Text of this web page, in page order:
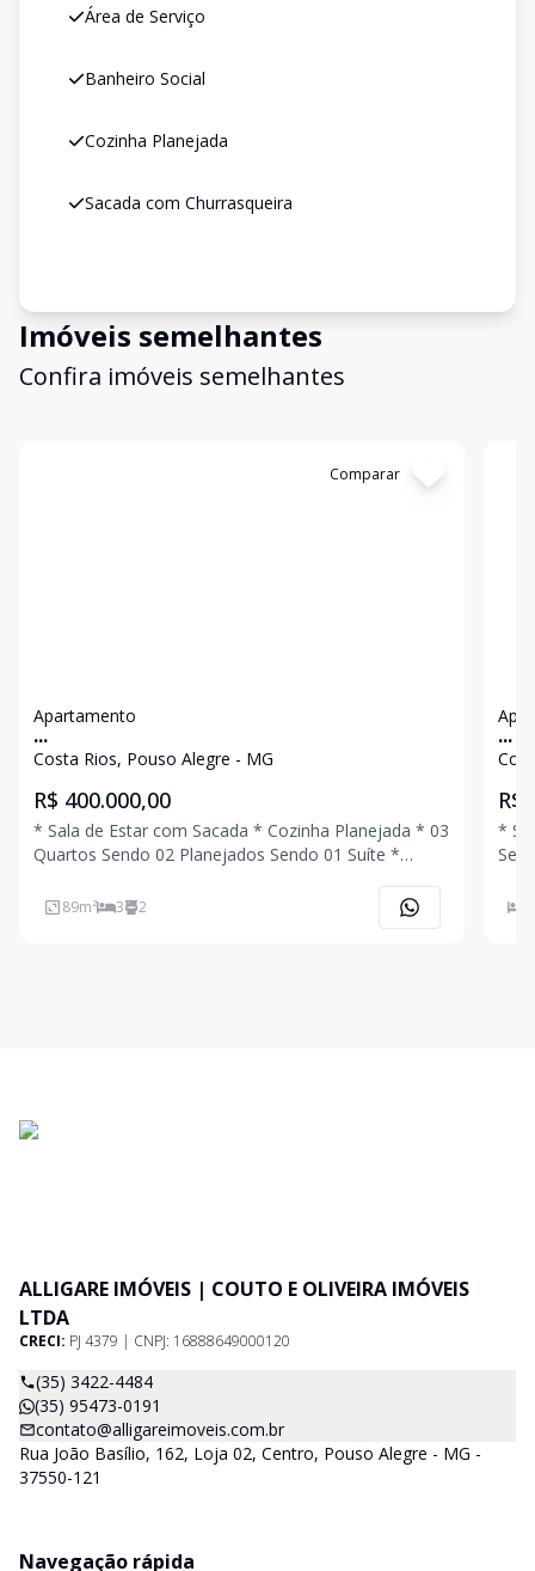
Área de Serviço
Banheiro Social
Cozinha Planejada
Sacada com Churrasqueira
Imóveis semelhantes
Confira imóveis semelhantes
Comparar
Apartamento
...
Costa Rios, Pouso Alegre - MG
R$ 400.000,00
* Sala de Estar com Sacada * Cozinha Planejada * 03
Quartos Sendo 02 Planejados Sendo 01 Suíte *
Vaga de Garagem Coberta Ligue Agora Mesmo e
89m² 3 2
...
R$
*
ALLIGARE IMÓVEIS | COUTO E OLIVEIRA IMÓVEIS
LTDA
CRECI: PJ 4379 | CNPJ: 16888649000120
(35) 3422-4484
(35) 95473-0191
contato@alligareimoveis.com.br
Rua João Basílio, 162, Loja 02, Centro, Pouso Alegre - MG -
37550-121
Navegação rápida